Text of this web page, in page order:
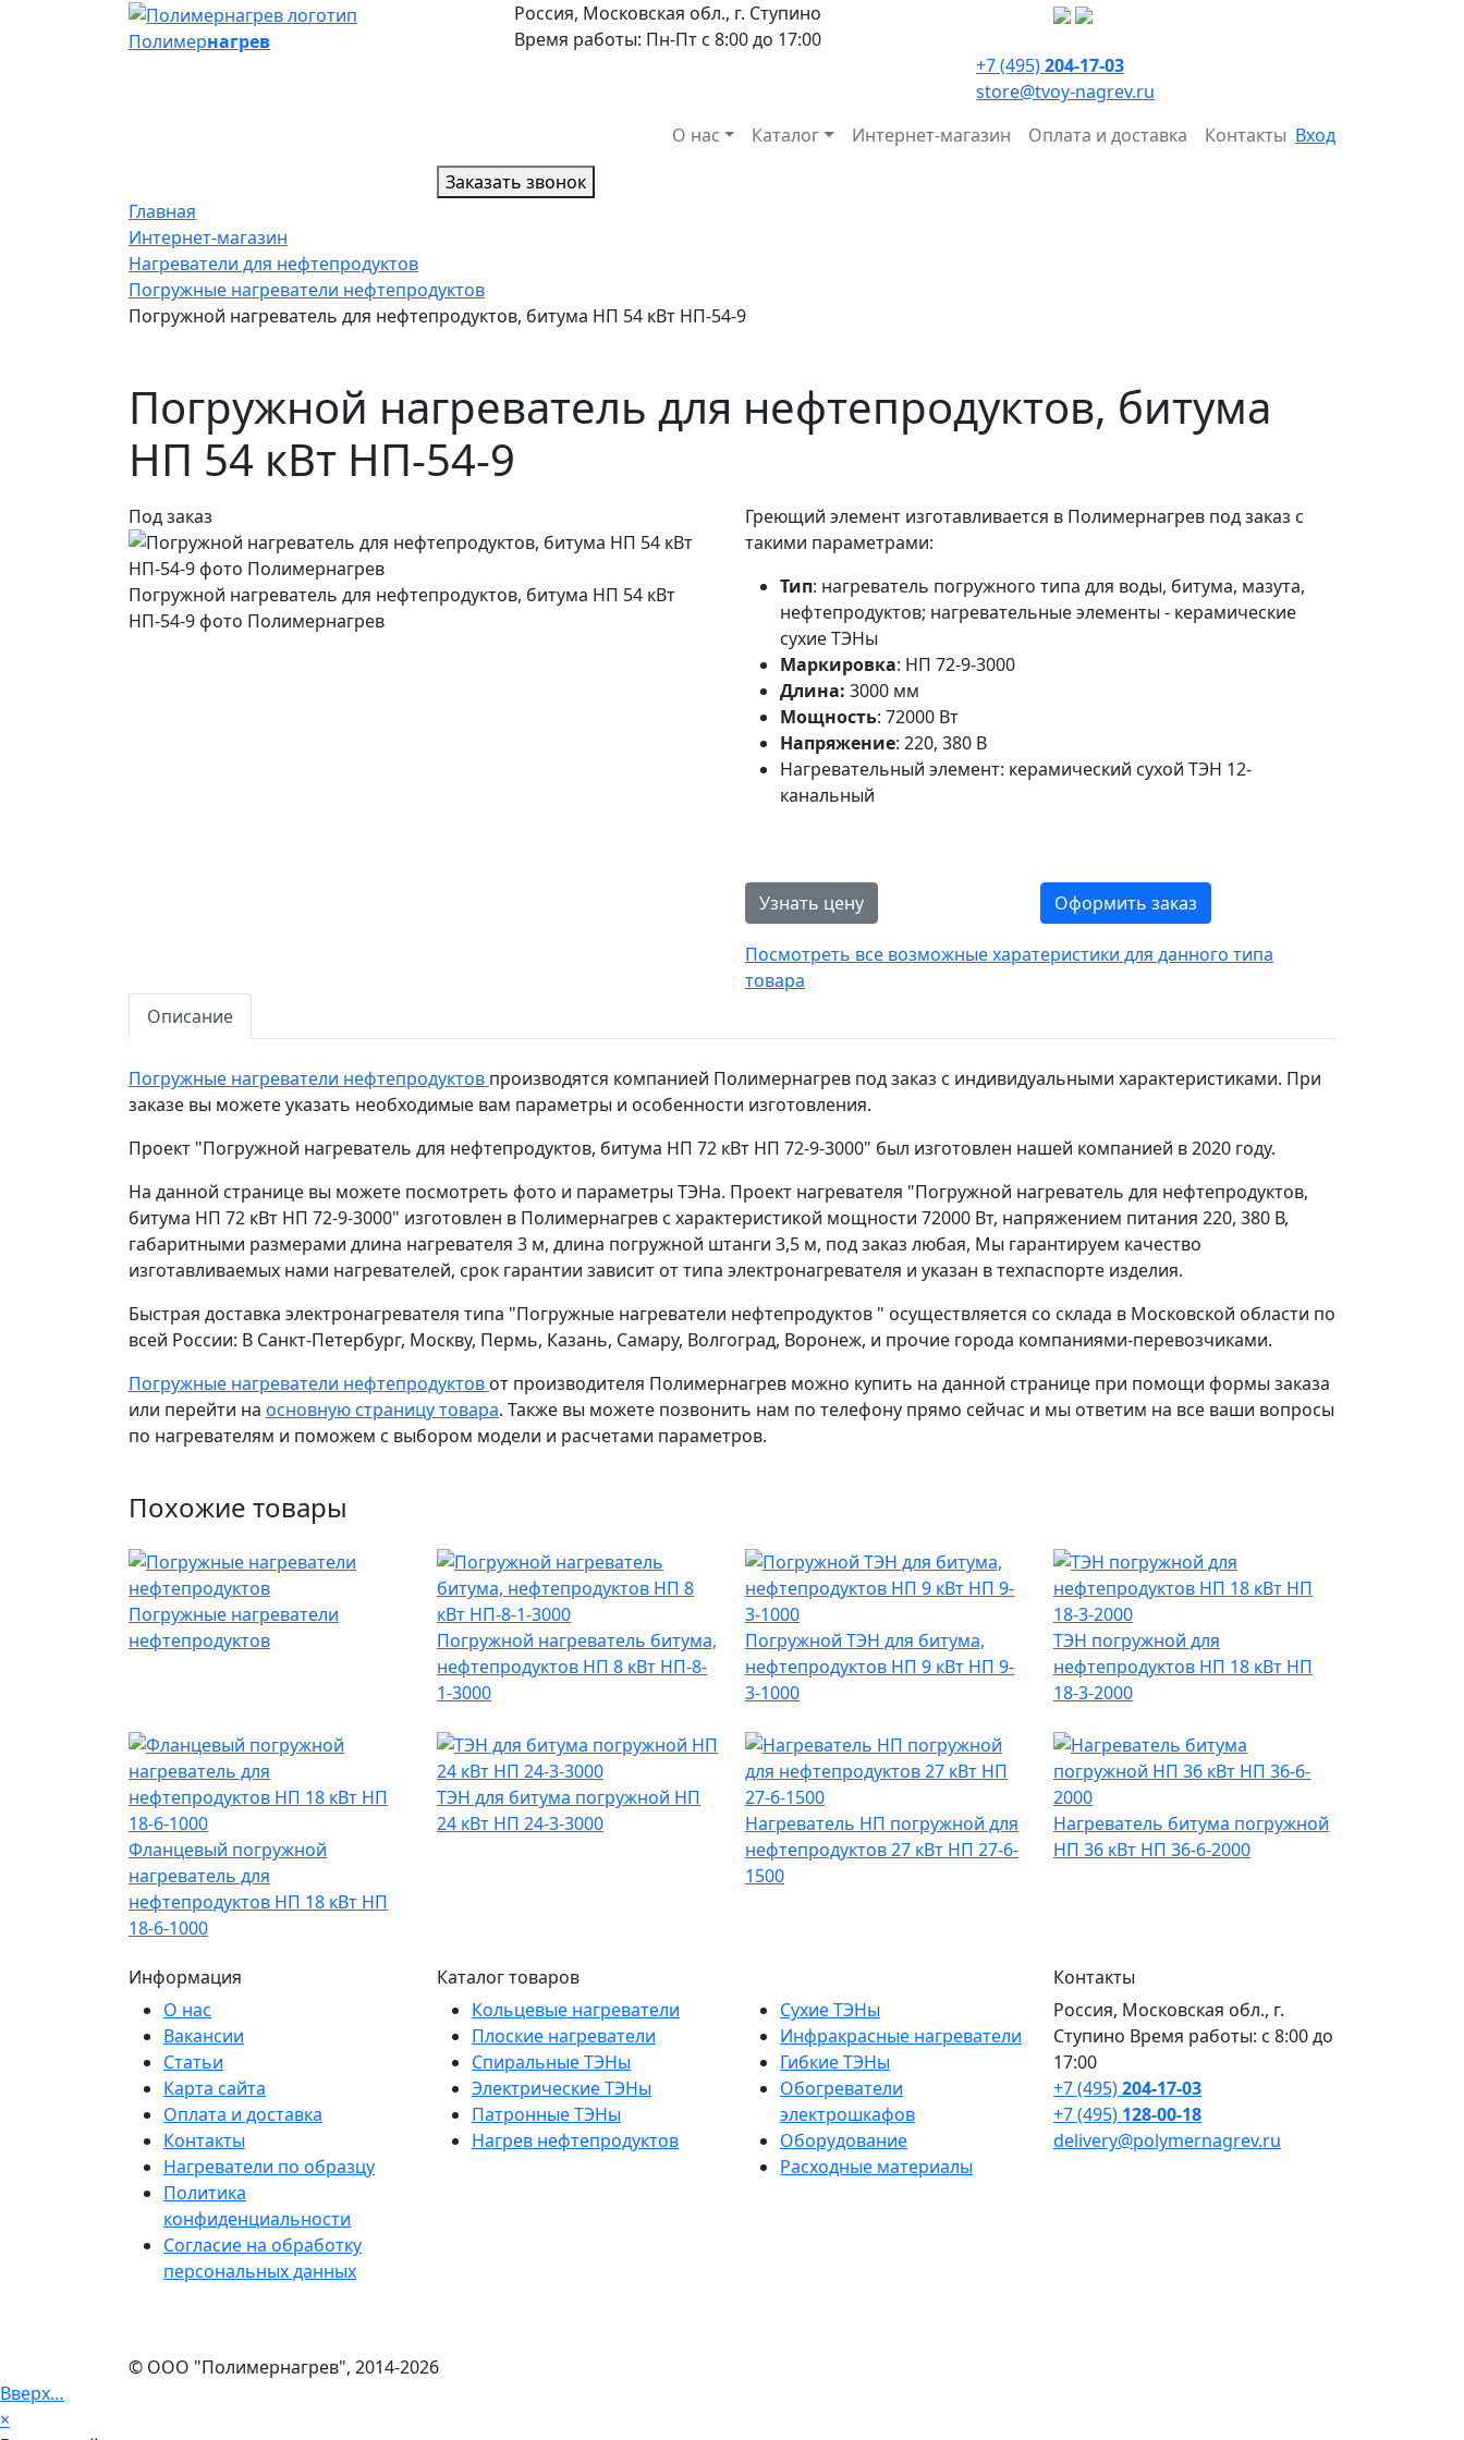
Полимернагрев
Россия, Московская обл., г. Ступино
Время работы: Пн-Пт с 8:00 до 17:00
+7 (495)204-17-03
store@tvoy-nagrev.ru
О нас
Каталог Интернет-магазин Оплата и доставка Контакты Вход
Заказать звонок
Главная
Интернет-магазин
Нагреватели для нефтепродуктов
Погружные нагреватели нефтепродуктов
Погружной нагреватель для нефтепродуктов, битума НП 54 кВт НП-54-9
Погружной нагреватель для нефтепродуктов, битума
НП 54 кВт НП-54-9
Под заказ
Погружной нагреватель для нефтепродуктов, битума НП 54 кВт
НП-54-9 фото Полимернагрев
Греющий элемент изготавливается в Полимернагрев под заказ с
такими параметрами:
Тип: нагреватель погружного типа для воды, битума, мазута,
нефтепродуктов; нагревательные элементы - керамические
сухие ТЭНы
Маркировка: НП 72-9-3000
Длина: 3000 мм
Мощность: 72000 Вт
Напряжение: 220, 380 В
Нагревательный элемент: керамический сухой ТЭН 12-
канальный
Узнать цену Оформить заказ
Посмотреть все возможные харатеристики для данного типа
товара
Описание
Погружные нагреватели нефтепродуктов производятся компанией Полимернагрев под заказ с индивидуальными характеристиками. При
заказе вы можете указать необходимые вам параметры и особенности изготовления.
Проект "Погружной нагреватель для нефтепродуктов, битума НП 72 кВт НП 72-9-3000" был изготовлен нашей компанией в 2020 году.
На данной странице вы можете посмотреть фото и параметры ТЭНа. Проект нагревателя "Погружной нагреватель для нефтепродуктов,
битума НП 72 кВт НП 72-9-3000" изготовлен в Полимернагрев с характеристикой мощности 72000 Вт, напряжением питания 220, 380 В,
габаритными размерами длина нагревателя 3 м, длина погружной штанги 3,5 м, под заказ любая, Мы гарантируем качество
изготавливаемых нами нагревателей, срок гарантии зависит от типа электронагревателя и указан в техпаспорте изделия.
Быстрая доставка электронагревателя типа "Погружные нагреватели нефтепродуктов " осуществляется со склада в Московской области по
всей России: В Санкт-Петербург, Москву, Пермь, Казань, Самару, Волгоград, Воронеж, и прочие города компаниями-перевозчиками.
Погружные нагреватели нефтепродуктов от производителя Полимернагрев можно купить на данной странице при помощи формы заказа
или перейти на основную страницу товара. Также вы можете позвонить нам по телефону прямо сейчас и мы ответим на все ваши вопросы
по нагревателям и поможем с выбором модели и расчетами параметров.
Похожие товары
Погружные нагреватели
нефтепродуктов
Погружной нагреватель битума,
нефтепродуктов НП 8 кВт НП-8-
1-3000
Погружной ТЭН для битума,
нефтепродуктов НП 9 кВт НП 9-
3-1000
ТЭН погружной для
нефтепродуктов НП 18 кВт НП
18-3-2000
Фланцевый погружной
нагреватель для
нефтепродуктов НП 18 кВт НП
18-6-1000
ТЭН для битума погружной НП
24 кВт НП 24-3-3000
Нагреватель НП погружной для
нефтепродуктов 27 кВт НП 27-6-
1500
Нагреватель битума погружной
НП 36 кВт НП 36-6-2000
Информация
О нас
Вакансии
Статьи
Карта сайта
Оплата и доставка
Контакты
Нагреватели по образцу
Политика
конфиденциальности
Согласие на обработку
персональных данных
Каталог товаров
Кольцевые нагреватели
Плоские нагреватели
Спиральные ТЭНы
Электрические ТЭНы
Патронные ТЭНы
Нагрев нефтепродуктов
Сухие ТЭНы
Инфракрасные нагреватели
Гибкие ТЭНы
Обогреватели
электрошкафов
Оборудование
Расходные материалы
Контакты
Россия, Московская обл., г.
Ступино Время работы: с 8:00 до
17:00
+7 (495)204-17-03
+7 (495) 128-00-18
delivery@polymernagrev.ru
© ООО "Полимернагрев", 2014-2026
Вверх…
×